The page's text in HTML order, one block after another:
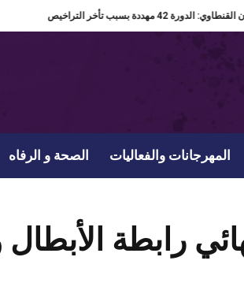
مهرجان القنطاوي: الدورة 42 مهددة بسبب تأخر التراخيص
الصحة و الرفاه المهرجانات والفعاليات
رابطة